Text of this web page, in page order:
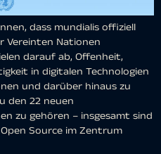
dass mundialis offiziell
Vereinten Nationen
darauf ab, Offenheit,
in digitalen Technologien
und darüber hinaus zu
den 22 neuen
zu gehören – insgesamt sind
Source im Zentrum